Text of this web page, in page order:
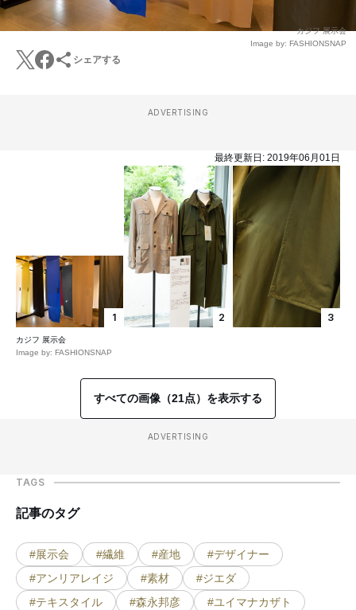
カジフ 展示会
Image by: FASHIONSNAP
シェアする
ADVERTISING
最終更新日: 2019年06月01日
1
カジフ 展示会
Image by: FASHIONSNAP
2 3
すべての画像（21点）を表示する
ADVERTISING
TAGS
記事のタグ
#展示会 #繊維 #産地
#デザイナー
#アンリアレイジ
#素材
#ジエダ
#テキスタイル
#森永邦彦
#ユイマナカザト